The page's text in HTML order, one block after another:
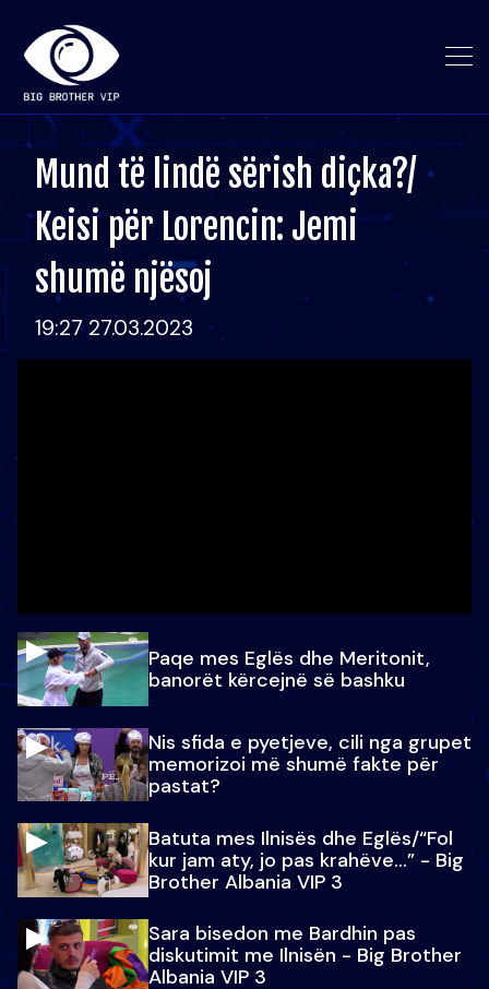
Mund të lindë sërish diçka?/
Keisi për Lorencin: Jemi
shumë njësoj
19:27 27.03.2023
Paqe mes Eglës dhe Meritonit,
banorët kërcejnë së bashku
Nis sfida e pyetjeve, cili nga grupet
memorizoi më shumë fakte për
pastat?
Batuta mes Ilnisës dhe Eglës/“Fol
kur jam aty, jo pas krahëve…” - Big
Brother Albania VIP 3
Sara bisedon me Bardhin pas
diskutimit me Ilnisën - Big Brother
Albania VIP 3